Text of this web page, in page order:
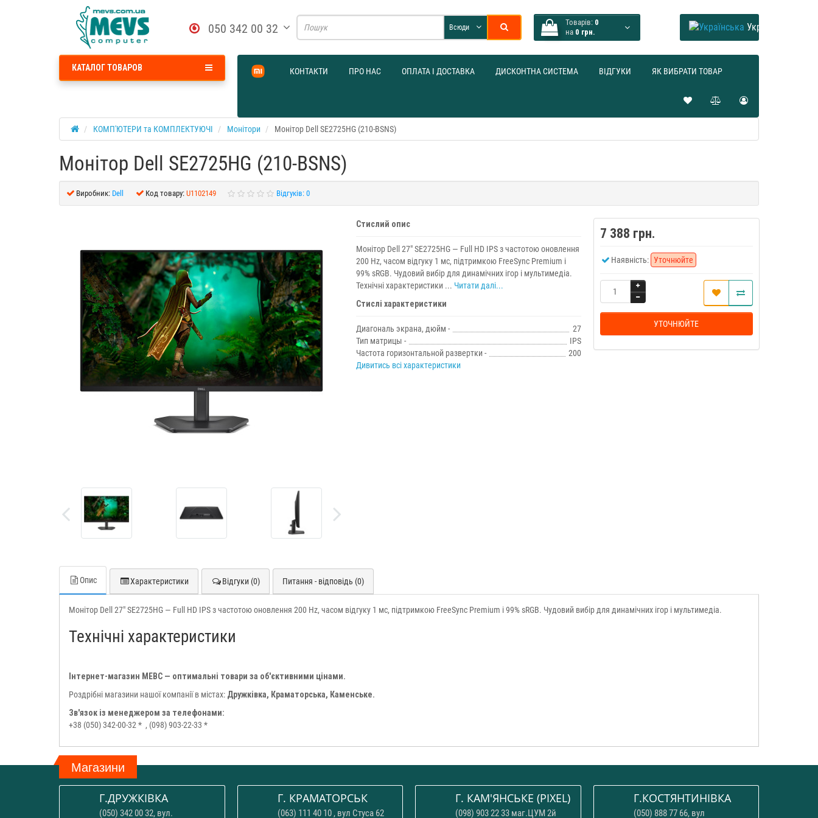
050 342 00 32 Товарів: 0
на 0 грн.
Всюди Українська
КОНТАКТИ ПРО НАС ОПЛАТА І ДОСТАВКА ДИСКОНТНА СИСТЕМА ВІДГУКИ ЯК ВИБРАТИ ТОВАР
КАТАЛОГ ТОВАРОВ
КОМП'ЮТЕРИ та КОМПЛЕКТУЮЧІ Монітори Монітор Dell SE2725HG (210-BSNS)
Монітор Dell SE2725HG (210-BSNS)
Виробник: Dell Код товару: U1102149 Відгуків: 0
Стислий опис
Монітор Dell 27" SE2725HG — Full HD IPS з частотою оновлення
200 Hz, часом відгуку 1 мс, підтримкою FreeSync Premium і
99% sRGB. Чудовий вибір для динамічних ігор і мультимедіа.
Технічні характеристики ... Читати далі...
Стислі характеристики
Диагональ экрана, дюйм -
27
Тип матрицы -
IPS
Частота горизонтальной развертки -
200
Дивитись всі характеристики
7 388 грн.
Наявність: Уточнюйте
УТОЧНЮЙТЕ
Опис Характеристики Відгуки (0) Питання - відповідь (0)
Монітор Dell 27" SE2725HG — Full HD IPS з частотою оновлення 200 Hz, часом відгуку 1 мс, підтримкою FreeSync Premium і 99% sRGB. Чудовий вибір для динамічних ігор і мультимедіа.
Технічні характеристики
Інтернет-магазин МЕВС — оптимальні товари за об'єктивними цінами.
Роздрібні магазини нашої компанії в містах: Дружківка, Краматорська, Каменське.
Зв'язок із менеджером за телефонами:
+38 (050) 342-00-32 * , (098) 903-22-33 *
Магазини
Г.ДРУЖКІВКА
(050) 342 00 32, вул.
Г. КРАМАТОРСЬК
(063) 111 40 10 , вул Стуса 62
Г. КАМ'ЯНСЬКЕ (PIXEL)
(098) 903 22 33 маг.ЦУМ 2й
Г.КОСТЯНТИНІВКА
(050) 888 77 66, вул